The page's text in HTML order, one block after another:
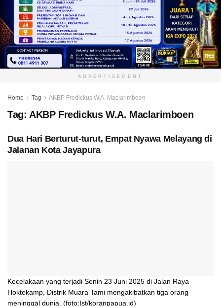
ADVERTISEMENT
Home Tag AKBP Fredickus W.A. Maclarimboen
Tag: AKBP Fredickus W.A. Maclarimboen
Dua Hari Berturut-turut, Empat Nyawa Melayang di
Jalanan Kota Jayapura
Kecelakaan yang terjadi Senin 23 Juni 2025 di Jalan Raya
Hoktekamp, Distrik Muara Tami mengakibatkan tiga orang
meninggal dunia. (foto:Ist/koranpapua.id)